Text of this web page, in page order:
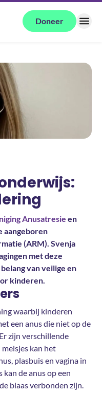
Doneer
Anusatresie en
aangeboren
(ARM). Svenja
met deze
van veilige en
kinderen.
waarbij kinderen
een anus die niet op de
zijn verschillende
kan het
plasbuis en vagina in
de anus op een
blaas verbonden zijn.